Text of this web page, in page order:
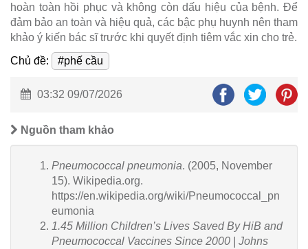
hoàn toàn hồi phục và không còn dấu hiệu của bệnh. Để
đảm bảo an toàn và hiệu quả, các bậc phụ huynh nên tham
khảo ý kiến bác sĩ trước khi quyết định tiêm vắc xin cho trẻ.
Chủ đề:
#phế cầu
03:32 09/07/2026
Nguồn tham khảo
Pneumococcal pneumonia. (2005, November
15). Wikipedia.org.
https://en.wikipedia.org/wiki/Pneumococcal_pn
eumonia
1.45 Million Children’s Lives Saved By HiB and
Pneumococcal Vaccines Since 2000 | Johns